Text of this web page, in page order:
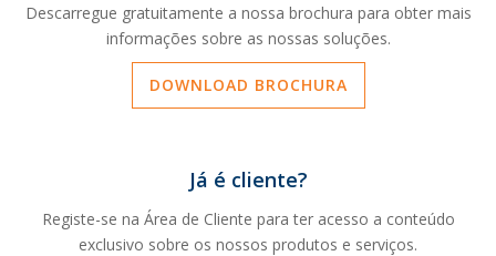
Descarregue gratuitamente a nossa brochura para obter mais
informações sobre as nossas soluções.
DOWNLOAD BROCHURA
Já é cliente?
Registe-se na Área de Cliente para ter acesso a conteúdo
exclusivo sobre os nossos produtos e serviços.